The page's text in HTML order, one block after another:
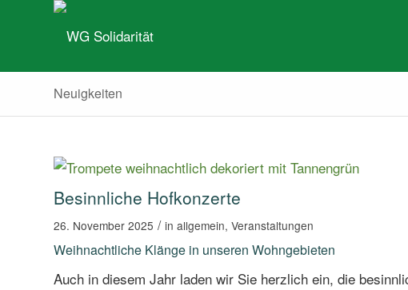
Neuigkeiten
Besinnliche Hofkonzerte
26. November 2025 / in allgemein, Veranstaltungen
Weihnachtliche Klänge in unseren Wohngebieten
Auch in diesem Jahr laden wir Sie herzlich ein, die